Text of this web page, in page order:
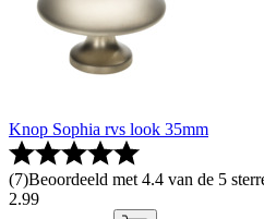
Knop Sophia rvs look 35mm
(7)Beoordeeld met 4.4 van de 5
2.99